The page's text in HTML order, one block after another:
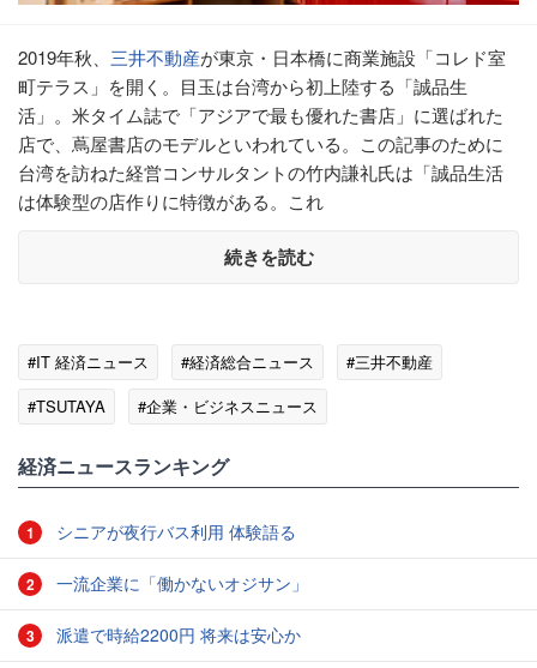
2019年秋、 三井不動産が東京・日本橋に商業施設「コレド室
町テラス」を開く。目玉は台湾から初上陸する「誠品生
活」。米タイム誌で「アジアで最も優れた書店」に選ばれた
店で、蔦屋書店のモデルといわれている。この記事のために
台湾を訪ねた経営コンサルタントの竹内謙礼氏は「誠品生活
は体験型の店作りに特徴がある。これ
続きを読む
#IT 経済ニュース #経済総合ニュース
#三井不動産
#TSUTAYA
#企業・ビジネスニュース
経済ニュースランキング
1 シニアが夜行バス利用 体験語る
2 一流企業に「働かないオジサン」
3 派遣で時給2200円 将来は安心か